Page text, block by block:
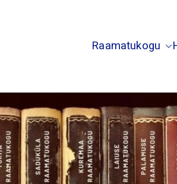
Saduküla Palamuse Kuremaa
Raamatukogu